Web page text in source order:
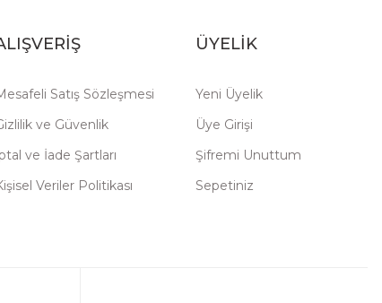
Satış Sözleşmesi
ve Güvenlik
ve İade Şartları
Veriler Politikası
ÜYELİK
Yeni Üyelik
Üye Girişi
Şifremi Unuttum
Sepetiniz